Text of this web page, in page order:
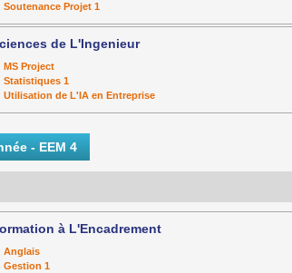
Soutenance Projet 1
de L'Ingenieur
MS Project
Statistiques 1
Utilisation de L'IA en Entreprise
- EEM 4
à L'Encadrement
Anglais
Gestion 1